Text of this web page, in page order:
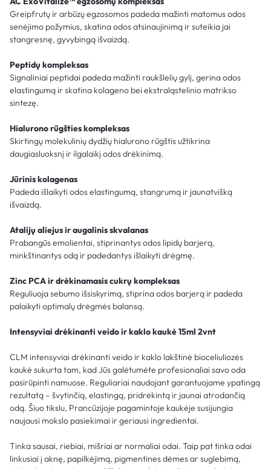
Greipfrutų ir arbūzų egzosomos padeda mažinti matomus odos
senėjimo požymius, skatina odos atsinaujinimą ir suteikia jai
stangresnę, gyvybingą išvaizdą.
Peptidų kompleksas
Signaliniai peptidai padeda mažinti raukšlelių gylį, gerina odos
elastingumą ir skatina kolageno bei ekstraląstelinio matrikso
sintezę.
Hialurono rūgšties kompleksas
Skirtingų molekulinių dydžių hialurono rūgštis užtikrina
daugiasluoksnį ir ilgalaikį odos drėkinimą.
Jūrinis kolagenas
Padeda išlaikyti odos elastingumą, stangrumą ir jaunatvišką
išvaizdą.
Atalijų aliejus ir augalinis skvalanas
Prabangūs emolientai, stiprinantys odos lipidų barjerą,
minkštinantys odą ir padedantys išlaikyti drėgmę.
Zinc PCA ir drėkinamasis cukrų kompleksas
Reguliuoja sebumo išsiskyrimą, stiprina odos barjerą ir padeda
palaikyti optimalų drėgmės balansą.
Intensyviai drėkinanti veido ir kaklo kaukė 15ml 2vnt
CLM intensyviai drėkinanti veido ir kaklo lakštinė bioceliuliozės
kaukė sukurta tam, kad Jūs galėtumėte profesionaliai savo oda
pasirūpinti namuose. Reguliariai naudojant garantuojame ypatingą
rezultatą – švytinčią, elastingą, pridrėkintą ir jaunai atrodančią
odą. Šiuo tikslu, Prancūzijoje pagamintoje kaukėje susijungia
naujausi mokslo pasiekimai ir geriausi ingredientai.
Tinka sausai, riebiai, mišriai ar normaliai odai. Taip pat tinka odai
linkusiai į aknę, papilkėjimą, pigmentines dėmes ar suglebimą,